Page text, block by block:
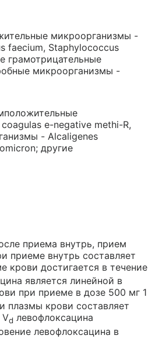
микроорганизмы -
faecium, Staphylococcus
грамотрицательные
микроорганизмы -
e-negative methi-R,
- Alcaligenes
другие
приема внутрь, прием
приеме внутрь составляет
крови достигается в течение
является линейной в
при приеме в дозе 500 мг 1
плазмы крови составляет
Vd левофлоксацина
левофлоксацина в